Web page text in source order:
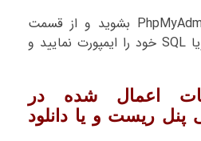
برای اینکار باید وارد PhpMyAdmin بشوید و از قسمت
Import فایل zip,gzip ویا SQL خود را ایمپورت نمایید و
اعمال شده در
پنل ریست و یا دانلود